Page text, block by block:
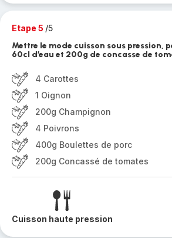
Etape 5 /5
Mettre le mode cuisson sous pression,
60cl d’eau et 200g de concasse de
4 Carottes
1 Oignon
200g Champignon
4 Poivrons
400g Boulettes de porc
200g Concassé de tomates
Cuisson haute pression